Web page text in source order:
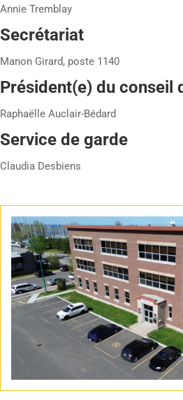
Annie Tremblay
Secrétariat
Manon Girard, poste 1140
Président(e) du conseil
Raphaëlle Auclair-Bédard
Service de garde
Claudia Desbiens